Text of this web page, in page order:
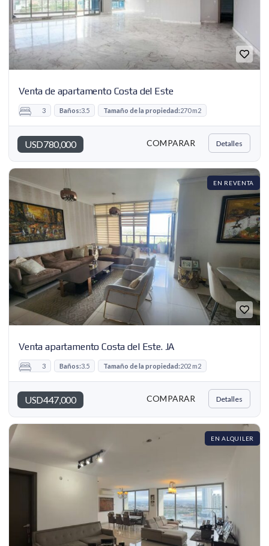
Venta de apartamento Costa del Este
USD780,000
3 Baños:3.5 Tamaño de la propiedad:270 m2
COMPARAR Detalles
EN REVENTA
Venta apartamento Costa del Este. JA
USD447,000
3 Baños:3.5 Tamaño de la propiedad:202 m2
COMPARAR Detalles
EN ALQUILER